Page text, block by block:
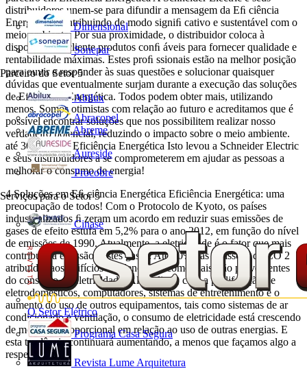
Dimensional
Sonepar
Parceiro do Setor 5
Abilux
Abracopel
Abreme
Aureside
Procobre
Serviços para o Setor 5
Cinase
O Setor Elétrico
Programa Casa Segura
Revista Lume Arquitetura
distribuidores unem-se para difundir a mensagem da Eﬁ ciência
Energética, contribuindo de modo signiﬁ cativo e sustentável com o
meio ambiente. Por sua proximidade, o distribuidor coloca à
disposição do cliente produtos conﬁ áveis para fornecer qualidade e
rentabilidade máximas. Estes proﬁ ssionais estão na melhor posição
para ouvir e responder às suas questões e solucionar quaisquer
dúvidas que eventualmente surjam durante a execução das soluções
de Eﬁ ciência Energética. Todos podem obter mais, utilizando
menos. Somos otimistas com relação ao futuro e acreditamos que é
possível encontrar soluções que nos possibilitem realizar nosso
verdadeiro potencial, reduzindo o impacto sobre o meio ambiente.
até 30% de EE Eficiência Energética Isto levou a Schneider Electric
e seus distribuidores a se comprometerem em ajudar as pessoas a
melhorar o consumo de energia!
4 Soluções em Eﬁ ciência Energética Eficiência Energética: uma
preocupação de todos! Com o Protocolo de Kyoto, os países
industrializados ﬁ zeram um acordo em reduzir suas emissões de
gases de efeito estufa em 5,2% para o ano 2012, em função do nível
de emissões de 1990. Atualmente, a eletricidade é o fator que mais
contribui na emissão destes gases. Até 50% das emissões de CO 2
atribuídas aos edifícios residenciais e comerciais, são provenientes
do consumo de eletricidade. Além disso, com a proliferação de
eletrodomésticos, computadores, sistemas de entretenimento e o
aumento do uso de outros equipamentos, tais como sistemas de ar
condicionado e ventilação, o consumo de eletricidade está crescendo
de modo desproporcional em relação ao uso de outras energias. E
esta tendência continuará aumentando, a menos que façamos algo a
respeito!